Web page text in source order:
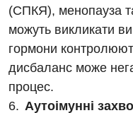
Відео
Рентгенографія
УЗД
Для дорослих
Акушерство і
Національний скринінг здоров’я 40+
Українська
(СПКЯ), менопауза
можуть викликати
гормони
дисбаланс може
процес.
Аутоімунні